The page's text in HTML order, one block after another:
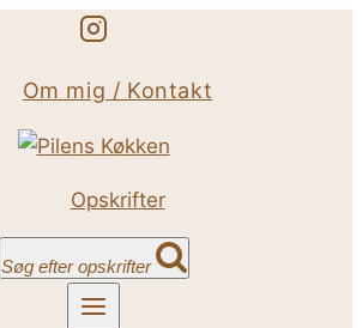
Om mig / Kontakt
Opskrifter
Søg efter opskrifter